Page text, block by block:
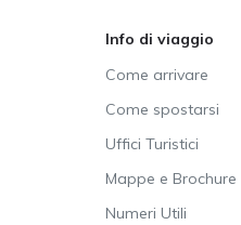
Info di viaggio
Come arrivare
Come spostarsi
Uffici Turistici
Mappe e Brochure
Numeri Utili